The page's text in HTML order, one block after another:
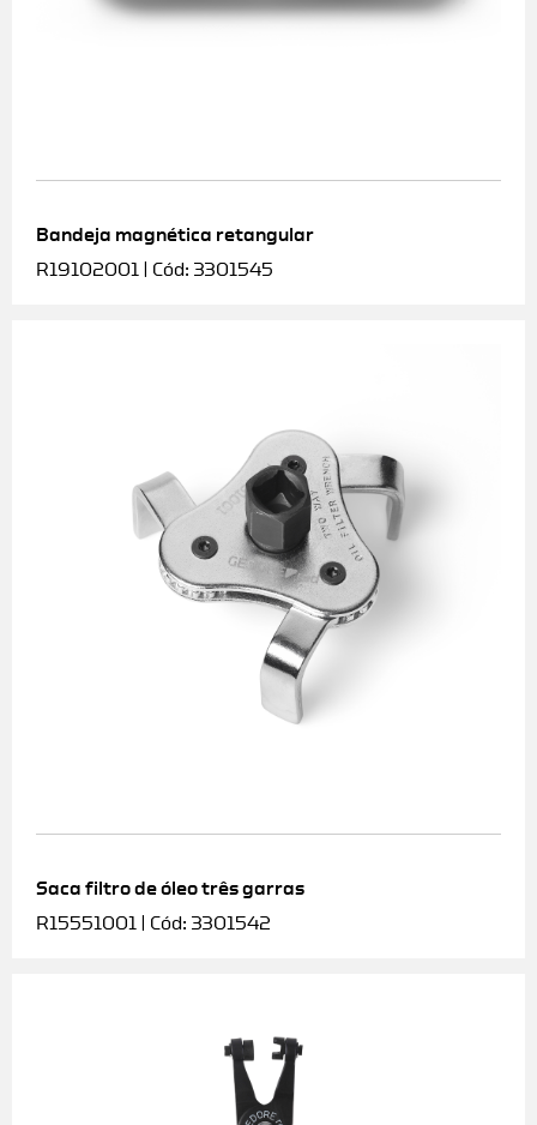
Bandeja magnética retangular
R19102001 | Cód: 3301545
Saca filtro de óleo três garras
R15551001 | Cód: 3301542